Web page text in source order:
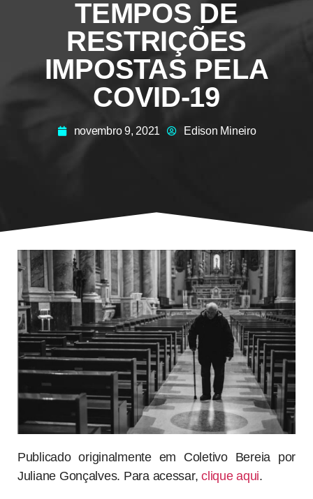
TEMPOS DE
RESTRIÇÕES
IMPOSTAS PELA
COVID-19
novembro 9, 2021 Edison Mineiro
Publicado originalmente em Coletivo Bereia por
Juliane Gonçalves. Para acessar,clique aqui.